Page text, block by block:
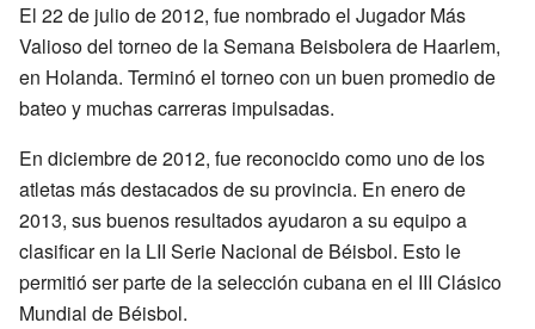
El 22 de julio de 2012, fue nombrado el Jugador Más
Valioso del torneo de la Semana Beisbolera de Haarlem,
en Holanda. Terminó el torneo con un buen promedio de
bateo y muchas carreras impulsadas.
En diciembre de 2012, fue reconocido como uno de los
atletas más destacados de su provincia. En enero de
2013, sus buenos resultados ayudaron a su equipo a
clasificar en la LII Serie Nacional de Béisbol. Esto le
permitió ser parte de la selección cubana en el III Clásico
Mundial de Béisbol.